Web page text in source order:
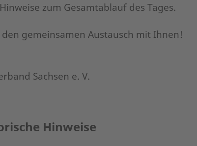
zum Gesamtablauf des Tages.
gemeinsamen Austausch mit Ihnen!
Sachsen e. V.
Hinweise